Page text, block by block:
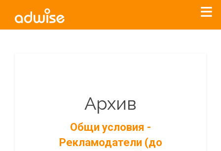
Архив
Общи условия -
Рекламодатели (до